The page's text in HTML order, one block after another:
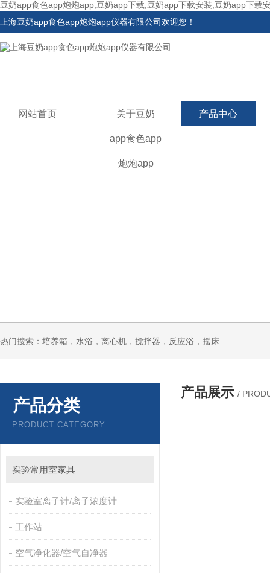
豆奶app食色app炮炮app,豆奶app下载,豆奶app下载安装,豆奶app下载
上海豆奶app食色app炮炮app仪器有限公司欢迎您！
网站首页 关于豆奶
app食色app
炮炮app
产品中心
热门搜索：培养箱，水浴，离心机，搅拌器，反应浴，摇床
产品分类
PRODUCT CATEGORY
实验常用室家具
实验室离子计/离子浓度计
工作站
空气净化器/空气自净器
产品展示 /